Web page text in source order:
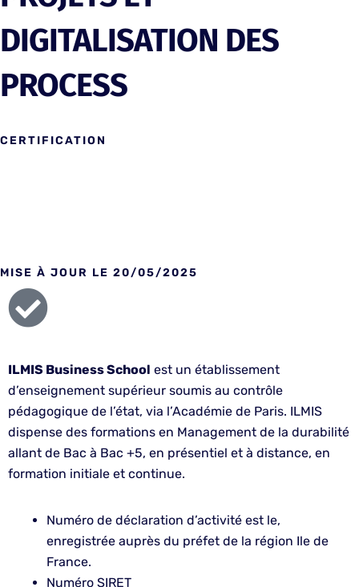
DIGITALISATION DES
PROCESS
CERTIFICATION
MISE À JOUR LE 20/05/2025
ILMIS Business School est un établissement
d’enseignement supérieur soumis au contrôle
pédagogique de l’état, via l’Académie de Paris. ILMIS
dispense des formations en Management de la durabilité
allant de Bac à Bac +5, en présentiel et à distance, en
formation initiale et continue.
Numéro de déclaration d’activité est le,
enregistrée auprès du préfet de la région Ile de
France.
Numéro SIRET